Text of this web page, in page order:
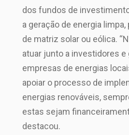
dos fundos de
a geração de energia
de matriz solar ou eólica.
atuar junto a investidores e
empresas de energias
apoiar o processo de
energias renováveis,
estas sejam
destacou.